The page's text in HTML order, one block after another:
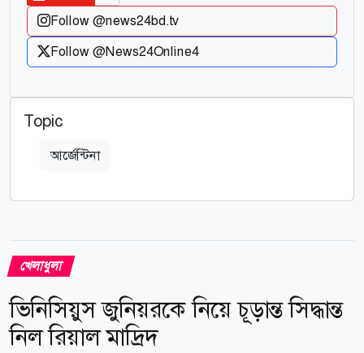
Follow @news24bd.tv
Follow @News24Online4
Topic
আর্জেন্টিনা
খেলাধুলা
ভিনিসিয়ুস জুনিয়রকে নিয়ে চূড়ান্ত সিদ্ধান্ত
নিল রিয়াল মাদ্রিদ